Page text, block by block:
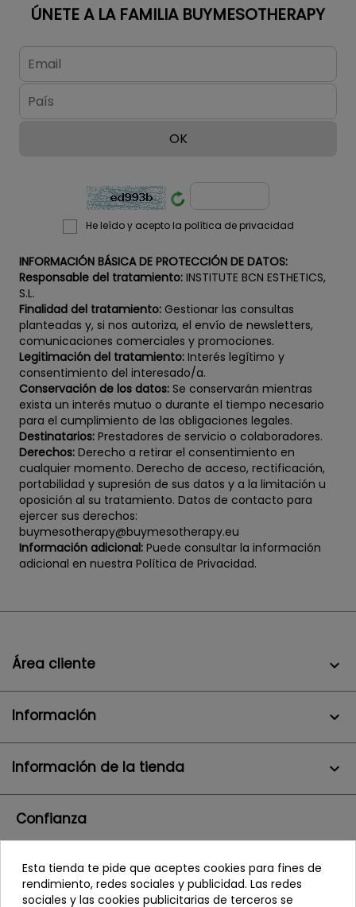
ÚNETE A LA FAMILIA BUYMESOTHERAPY
He leído y acepto la política de privacidad
INFORMACIÓN BÁSICA DE PROTECCIÓN DE DATOS:
Responsable del tratamiento: INSTITUTE BCN ESTHETICS,
S.L.
Finalidad del tratamiento: Gestionar las consultas
planteadas y, si nos autoriza, el envío de newsletters,
comunicaciones comerciales y promociones.
Legitimación del tratamiento: Interés legítimo y
consentimiento del interesado/a.
Conservación de los datos: Se conservarán mientras
exista un interés mutuo o durante el tiempo necesario
para el cumplimiento de las obligaciones legales.
Destinatarios: Prestadores de servicio o colaboradores.
Derechos: Derecho a retirar el consentimiento en
cualquier momento. Derecho de acceso, rectificación,
portabilidad y supresión de sus datos y a la limitación u
oposición al su tratamiento. Datos de contacto para
ejercer sus derechos:
buymesotherapy@buymesotherapy.eu
Información adicional: Puede consultar la información
adicional en nuestra Política de Privacidad.
Área cliente 
Información 
Información de la tienda keyboard_arrow_down
Confianza
Esta tienda te pide que aceptes cookies para fines de
rendimiento, redes sociales y publicidad. Las redes
sociales y las cookies publicitarias de terceros se